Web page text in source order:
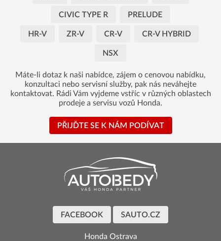
CIVIC TYPE R PRELUDE
HR-V ZR-V CR-V CR-V HYBRID
NSX
Máte-li dotaz k naši nabídce, zájem o cenovou nabídku,
konzultaci nebo servisní služby, pak nás neváhejte
kontaktovat. Rádi Vám vyjdeme vstříc v různých oblastech
prodeje a servisu vozů Honda.
PŘIJĎTE SE K NÁM PODÍVAT
FACEBOOK SAUTO.CZ
Honda Ostrava